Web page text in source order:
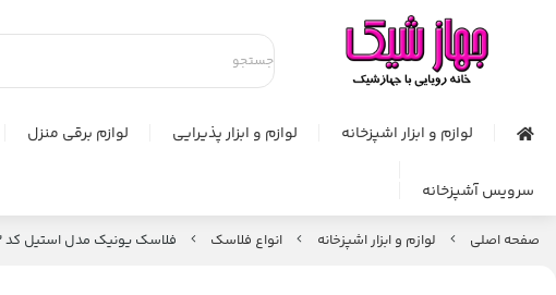
لوازم و ابزار اشپزخانه لوازم و ابزار پذیرایی لوازم برقی منزل
سرویس آشپزخانه
صفحه اصلی لوازم و ابزار اشپزخانه انواع فلاسک فلاسک یونیک مدل استیل کد 1892 گنجایش 1.3 لیتر